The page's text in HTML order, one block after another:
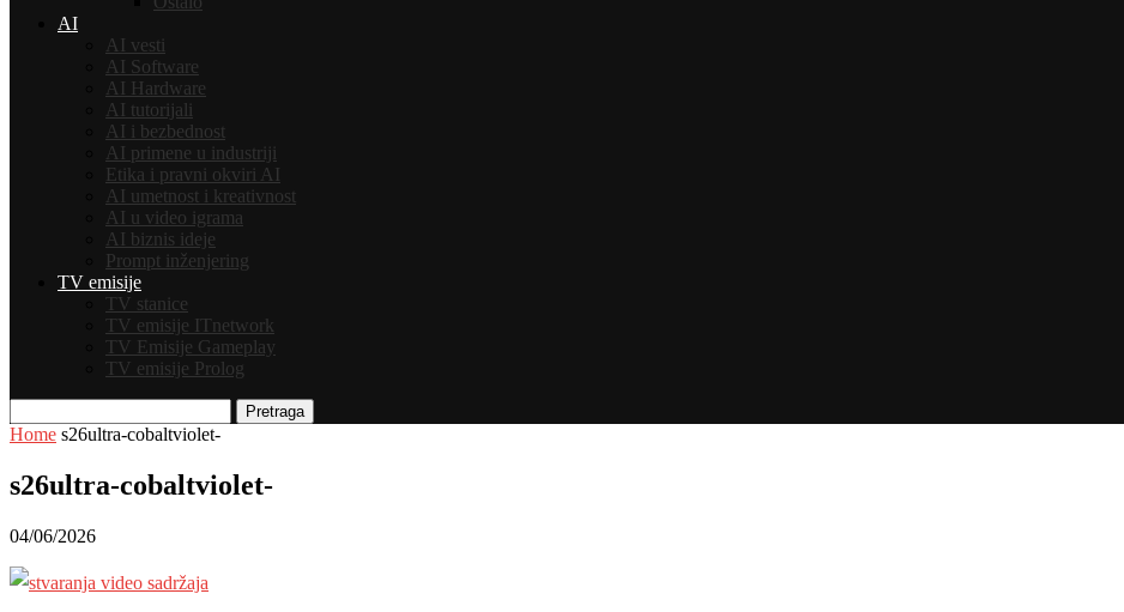
AI
AI vesti
AI Software
AI Hardware
AI tutorijali
AI i bezbednost
AI primene u industriji
Etika i pravni okviri AI
AI umetnost i kreativnost
AI u video igrama
AI biznis ideje
Prompt inženjering
TV emisije
TV stanice
TV emisije ITnetwork
TV Emisije Gameplay
TV emisije Prolog
Pretraga
Home s26ultra-cobaltviolet-
s26ultra-cobaltviolet-
04/06/2026